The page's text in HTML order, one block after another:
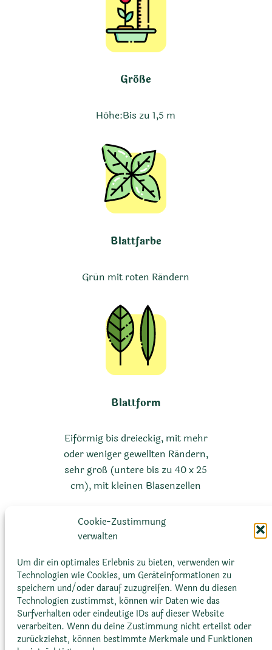
Cookie-Zustimmung
verwalten
Um dir ein optimales Erlebnis zu bieten, verwenden wir
Technologien wie Cookies, um Geräteinformationen zu
speichern und/oder darauf zuzugreifen. Wenn du diesen
Technologien zustimmst, können wir Daten wie das
Surfverhalten oder eindeutige IDs auf dieser Website
verarbeiten. Wenn du deine Zustimmung nicht erteilst oder
zurückziehst, können bestimmte Merkmale und Funktionen
Größe
Höhe:Bis zu 1,5 m
Blattfarbe
Grün mit roten Rändern
Blattform
Eiförmig bis dreieckig, mit mehr
oder weniger gewellten Rändern,
sehr groß (untere bis zu 40 x 25
cm), mit kleinen Blasenzellen
Blütenfarbe